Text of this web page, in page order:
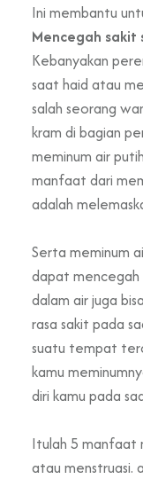
Ini membantu
Mencegah sakit
Kebanyakan
saat haid atau
salah seorang
kram di bagian
meminum air
manfaat dari
adalah
Serta meminum
dapat mencegah
dalam air juga
rasa sakit pada
suatu tempat
kamu
diri kamu pada
Itulah 5 manfaat
atau menstruasi.